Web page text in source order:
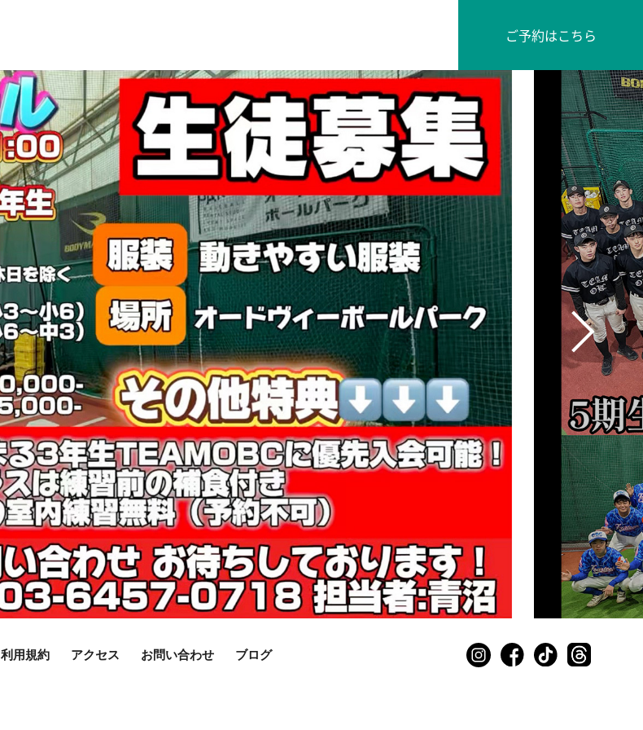
ご予約はこちら
Next
利用規約 アクセス お問い合わせ ブログ